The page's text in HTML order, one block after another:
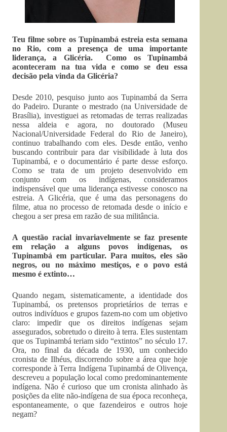
Teu filme sobre os Tupinambá estreia esta semana
no Rio, com a presença de uma importante
liderança, a Glicéria. Como os Tupinambá
aconteceram na tua vida e como se deu essa
decisão pela vinda da Glicéria?
Desde 2010, pesquiso junto aos Tupinambá da Serra
do Padeiro. Durante o mestrado (na Universidade de
Brasília), investiguei as retomadas de terras realizadas
nessa aldeia e agora, no doutorado (Museu
Nacional/Universidade Federal do Rio de Janeiro),
continuo trabalhando com eles. Desde então, venho
buscando contribuir para dar visibilidade à luta dos
Tupinambá, e o documentário é parte desse esforço.
Como se trata de um projeto desenvolvido em
conjunto com os indígenas, consideramos
indispensável que uma liderança estivesse conosco na
estreia. A Glicéria, que é uma das personagens do
filme, atua no processo de retomada desde o início e
chegou a ser presa em razão de sua militância.
A questão racial invariavelmente se faz presente
em relação a alguns povos indígenas, os
Tupinambá em particular. Para muitos, eles são
negros, ou no máximo mestiços, e o povo está
mesmo é extinto…
Quando negam, sistematicamente, a identidade dos
Tupinambá, os pretensos proprietários de terras e
outros indivíduos e grupos fazem-no com um objetivo
claro: impedir que os direitos indígenas sejam
assegurados, sobretudo o direito à terra. Eles sustentam
que os Tupinambá teriam sido “extintos” no século 17.
Ora, no final da década de 1930, um conhecido
cronista de Ilhéus, discorrendo sobre a área que hoje
corresponde à Terra Indígena Tupinambá de Olivença,
descreveu a população local como predominantemente
indígena. Não é curioso que um cronista alinhado às
posições da elite não-indígena de sua época reconheça,
espontaneamente, o que fazendeiros e outros hoje
negam?